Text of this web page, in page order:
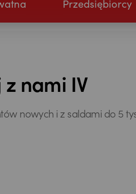
Przedsiębiorcy
z nami IV
nowych i z saldami do 5